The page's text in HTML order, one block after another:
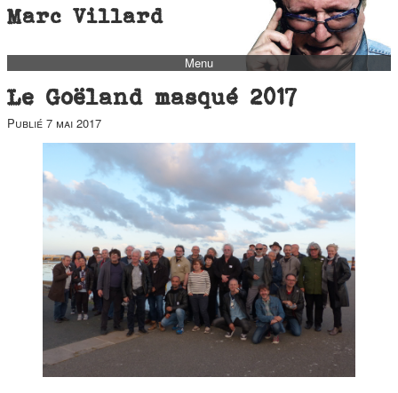
Marc Villard
Menu
biblio
filmo
barbès
music
autofiction
interviews
polaroid
famille
blog
short stories
Le Goëland masqué 2017
Publié 7 mai 2017